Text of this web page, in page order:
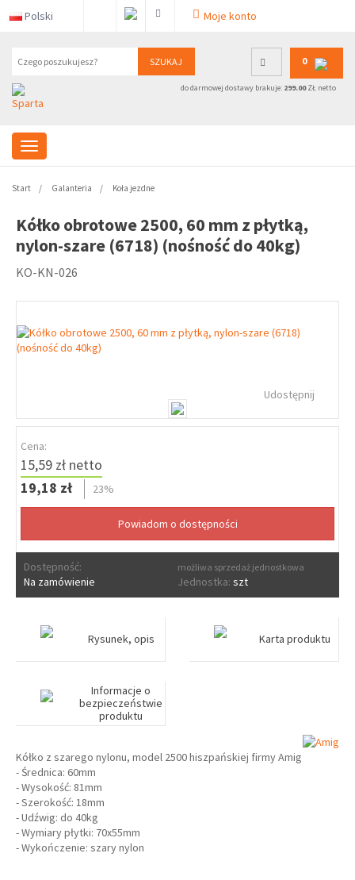
Polski Moje konto
SZUKAJ 0
do darmowej dostawy brakuje: 299.00ZŁ netto
Start Galanteria Koła jezdne
Kółko obrotowe 2500, 60 mm z płytką,
nylon-szare (6718) (nośność do 40kg)
KO-KN-026
Udostępnij
Cena:
15,59 zł netto
19,18 zł
23%
Dostępność:
Na zamówienie
możliwa sprzedaż jednostkowa
Jednostka: szt
Rysunek, opis Karta produktu
Informacje o
bezpieczeństwie
produktu
Kółko z szarego nylonu, model 2500 hiszpańskiej firmy Amig
- Średnica: 60mm
- Wysokość: 81mm
- Szerokość: 18mm
- Udźwig: do 40kg
- Wymiary płytki: 70x55mm
- Wykończenie: szary nylon